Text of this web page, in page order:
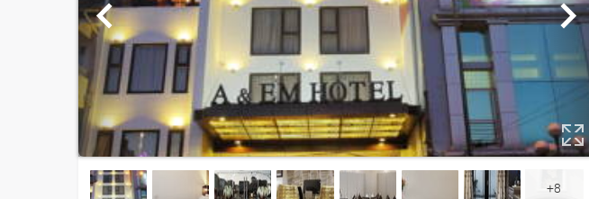
+8